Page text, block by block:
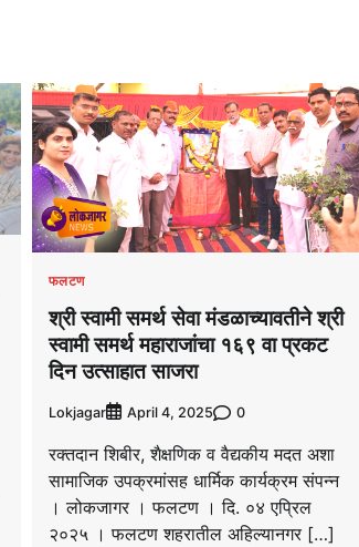
फलटण
श्री स्वामी समर्थ सेवा मंडळाच्यावतीने श्री
स्वामी समर्थ महाराजांचा १६९ वा प्रकट
दिन उत्साहात साजरा
Lokjagar April 4, 2025 0
रक्तदान शिबीर, शैक्षणिक व वैद्यकीय मदत अशा
सामाजिक उपक्रमांसह धार्मिक कार्यक्रम संपन्न
। लोकजागर । फलटण । दि. ०४ एप्रिल
२०२५ । फलटण शहरातील अहिल्यानगर […]